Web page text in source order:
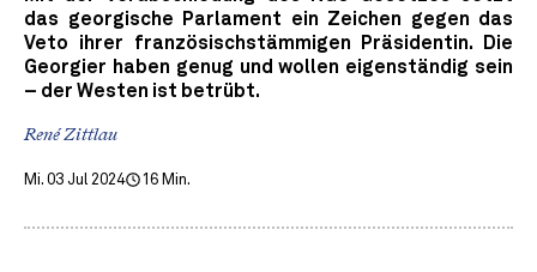
das georgische Parlament ein Zeichen gegen das
Veto ihrer französischstämmigen Präsidentin. Die
Georgier haben genug und wollen eigenständig sein
– der Westen ist betrübt.
René Zittlau
Mi. 03 Jul 2024 16 Min.